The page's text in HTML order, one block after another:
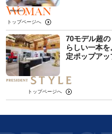
トップページへ
70モデル超
らしい一本
定ポップアッ
トップページへ